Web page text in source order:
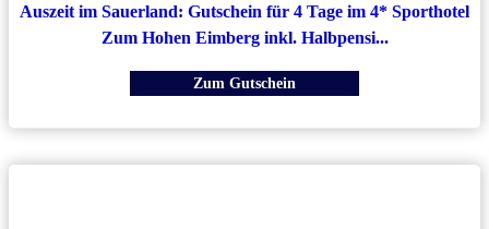
Auszeit im Sauerland: Gutschein für 4 Tage im 4* Sporthotel
Zum Hohen Eimberg inkl. Halbpensi...
Zum Gutschein